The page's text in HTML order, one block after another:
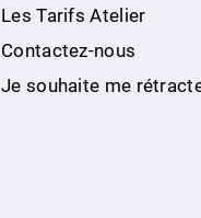
Les Tarifs Atelier
Contactez-nous
Je souhaite me